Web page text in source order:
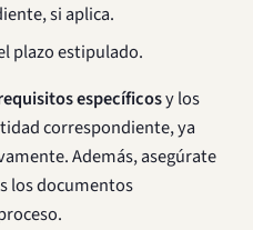
si aplica.
plazo estipulado.
específicosy los
correspondiente, ya
Además, asegúrate
los documentos